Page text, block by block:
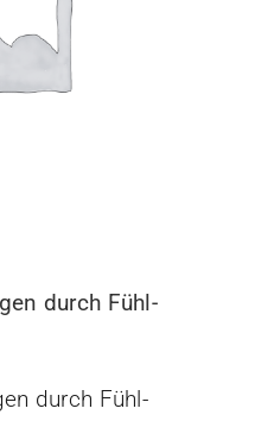
durch Fühl-
durch Fühl-